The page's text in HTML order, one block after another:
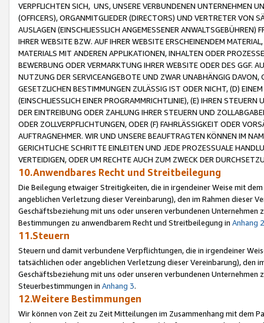
VERPFLICHTEN SICH, UNS, UNSERE VERBUNDENEN UNTERNEHMEN
(OFFICERS), ORGANMITGLIEDER (DIRECTORS) UND VERTRETER VON
AUSLAGEN (EINSCHLIESSLICH ANGEMESSENER
IHRER WEBSITE BZW. AUF IHRER WEBSITE ERSCHEINENDEM
MATERIALS MIT ANDEREN APPLIKATIONEN, INHALTEN ODER
BEWERBUNG ODER VERMARKTUNG IHRER WEBSITE ODER DES GGF.
NUTZUNG DER SERVICEANGEBOTE UND ZWAR UNABHÄNGIG
GESETZLICHEN BESTIMMUNGEN ZULÄSSIG IST ODER NICHT, (D)
(EINSCHLIESSLICH EINER PROGRAMMRICHTLINIE), (E) IHREN
DER EINTREIBUNG ODER ZAHLUNG IHRER STEUERN UND
ODER ZOLLVERPFLICHTUNGEN, ODER (F) FAHRLÄSSIGKEIT ODER
AUFTRAGNEHMER. WIR UND UNSERE BEAUFTRAGTEN KÖNNEN IM
GERICHTLICHE SCHRITTE EINLEITEN UND JEDE PROZESSUALE
VERTEIDIGEN, ODER UM RECHTE AUCH ZUM ZWECK DER
10.Anwendbares Recht und Streitbeilegung
Die Beilegung etwaiger Streitigkeiten, die in irgendeiner Weise mit
angeblichen Verletzung dieser Vereinbarung), den im Rahmen dieser
Geschäftsbeziehung mit uns oder unseren verbundenen
Bestimmungen zu anwendbarem Recht und Streitbeilegung in Anhang 2
11.Steuern
Steuern und damit verbundene Verpflichtungen, die in irgendeiner
tatsächlichen oder angeblichen Verletzung dieser Vereinbarung), den
Geschäftsbeziehung mit uns oder unseren verbundenen
Steuerbestimmungen in Anhang 3.
12.Weitere Bestimmungen
Wir können von Zeit zu Zeit Mitteilungen im Zusammenhang mit dem